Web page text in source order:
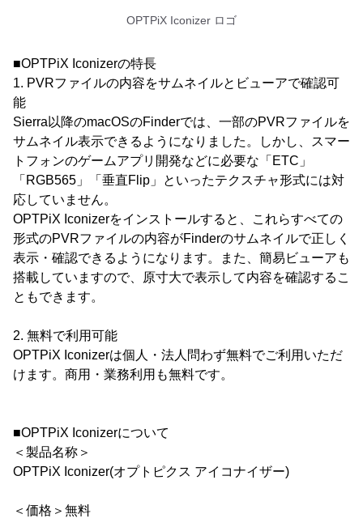
OPTPiX Iconizer ロゴ
■OPTPiX Iconizerの特長
1. PVRファイルの内容をサムネイルとビューアで確認可
能
Sierra以降のmacOSのFinderでは、一部のPVRファイルを
サムネイル表示できるようになりました。しかし、スマー
トフォンのゲームアプリ開発などに必要な「ETC」
「RGB565」「垂直Flip」といったテクスチャ形式には対
応していません。
OPTPiX Iconizerをインストールすると、これらすべての
形式のPVRファイルの内容がFinderのサムネイルで正しく
表示・確認できるようになります。また、簡易ビューアも
搭載していますので、原寸大で表示して内容を確認するこ
ともできます。
2. 無料で利用可能
OPTPiX Iconizerは個人・法人問わず無料でご利用いただ
けます。商用・業務利用も無料です。
■OPTPiX Iconizerについて
＜製品名称＞
OPTPiX Iconizer(オプトピクス アイコナイザー)
＜価格＞無料